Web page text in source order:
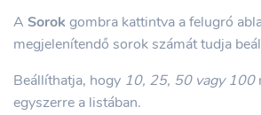
A Sorok gombra kattintva a felugró
megjelenítendő sorok számát tudja
Beállíthatja, hogy 10, 25, 50 vagy 100
egyszerre a listában.